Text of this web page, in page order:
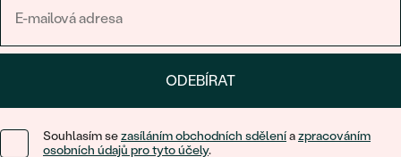
ODEBÍRAT
Souhlasím sezasíláním obchodních sděleníazpracováním
osobních údajů pro tyto účely.